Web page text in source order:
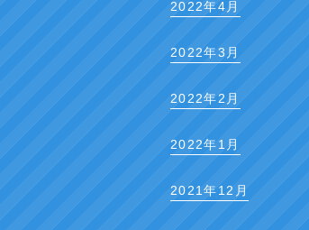
2022年4月
2022年3月
2022年2月
2022年1月
2021年12月